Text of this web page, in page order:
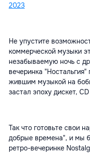
2023
Не упустите
коммерческой музыки
незабываемую ночь с
вечеринка
жившим музыкой на
застал эпоху дискет,
Так что готовьте свои
добрые времена", и мы
ретро-вечеринке